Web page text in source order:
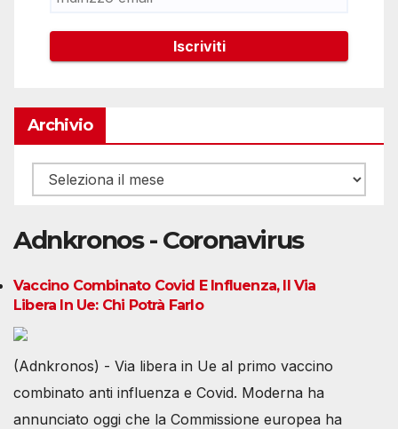
Archivio
Archivio
Adnkronos - Coronavirus
Vaccino Combinato Covid E Influenza, Il Via
Libera In Ue: Chi Potrà Farlo
(Adnkronos) - Via libera in Ue al primo vaccino
combinato anti influenza e Covid. Moderna ha
annunciato oggi che la Commissione europea ha